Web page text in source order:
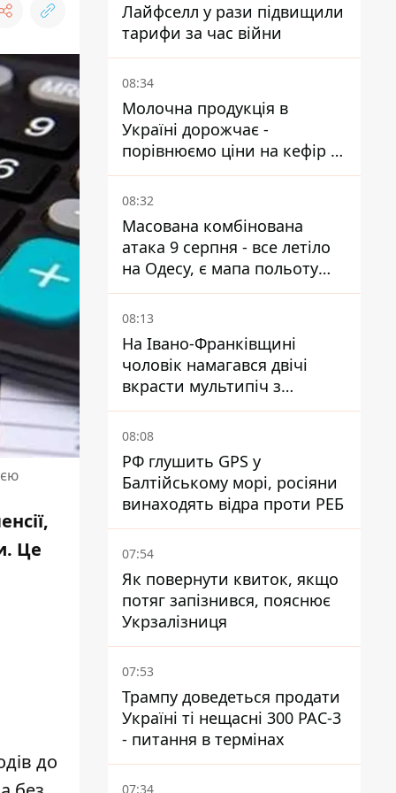
Це
до
Лайфселл у рази підвищили
тарифи за час війни
08:34
Молочна продукція в
Україні дорожчає -
порівнюємо ціни на кефір в
супермаркетах
08:32
Масована комбінована
атака 9 серпня - все летіло
на Одесу, є мапа польоту
ракет
08:13
На Івано-Франківщині
чоловік намагався двічі
вкрасти мультипіч з
Епіцентру - суд виніс вирок
08:08
РФ глушить GPS у
Балтійському морі, росіяни
винаходять відра проти РЕБ
07:54
Як повернути квиток, якщо
потяг запізнився, пояснює
Укрзалізниця
07:53
Трампу доведеться продати
Україні ті нещасні 300 PAC-3
- питання в термінах
07:34